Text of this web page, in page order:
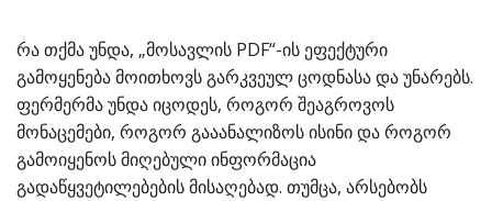
რა თქმა უნდა, „მოსავლის PDF“-ის ეფექტური
გამოყენება მოითხოვს გარკვეულ ცოდნასა და უნარებს.
ფერმერმა უნდა იცოდეს, როგორ შეაგროვოს
მონაცემები, როგორ გააანალიზოს ისინი და როგორ
გამოიყენოს მიღებული ინფორმაცია
გადაწყვეტილებების მისაღებად. თუმცა, არსებობს